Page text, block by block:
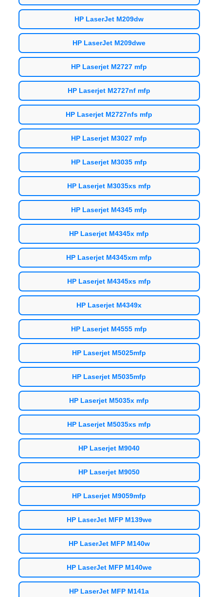
HP LaserJet M209dw
HP LaserJet M209dwe
HP Laserjet M2727 mfp
HP Laserjet M2727nf mfp
HP Laserjet M2727nfs mfp
HP Laserjet M3027 mfp
HP Laserjet M3035 mfp
HP Laserjet M3035xs mfp
HP Laserjet M4345 mfp
HP Laserjet M4345x mfp
HP Laserjet M4345xm mfp
HP Laserjet M4345xs mfp
HP Laserjet M4349x
HP Laserjet M4555 mfp
HP Laserjet M5025mfp
HP Laserjet M5035mfp
HP Laserjet M5035x mfp
HP Laserjet M5035xs mfp
HP Laserjet M9040
HP Laserjet M9050
HP Laserjet M9059mfp
HP LaserJet MFP M139we
HP LaserJet MFP M140w
HP LaserJet MFP M140we
HP LaserJet MFP M141a